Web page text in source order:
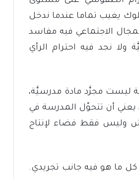
يغيب تماما عندما ندخل
الاجتماعي فيه مفاسد
نجد فيه احترام الرأي
ليست مجرَّد مادة مدرسيَّة،
يعني أن تتحوّل المدرسة في
وليس فقط فضاء لإنتاج
كل ما هو فيه جانب تجريدي.